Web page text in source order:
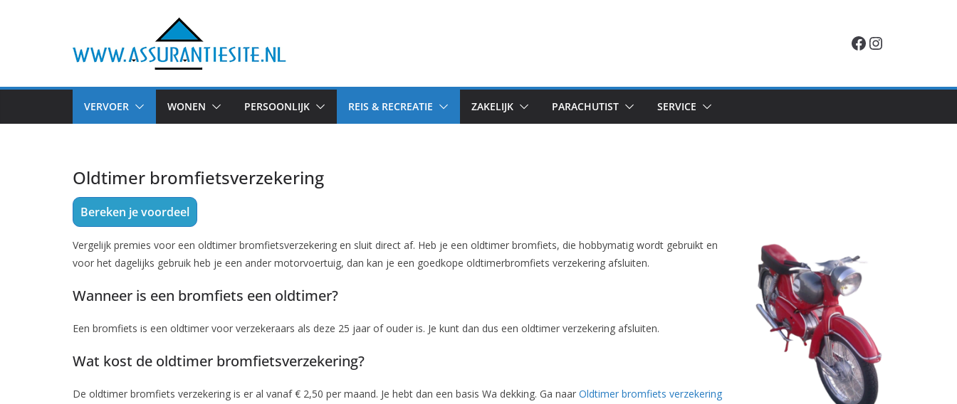
Facebook
Instagram
VERVOER WONEN PERSOONLIJK REIS & RECREATIE ZAKELIJK PARACHUTIST SERVICE
Oldtimer bromfietsverzekering
Bereken je voordeel
Vergelijk premies voor een oldtimer bromfietsverzekering en sluit direct af. Heb je een oldtimer bromfiets, die hobbymatig wordt gebruikt en
voor het dagelijks gebruik heb je een ander motorvoertuig, dan kan je een goedkope oldtimerbromfiets verzekering afsluiten.
Wanneer is een bromfiets een oldtimer?
Een bromfiets is een oldtimer voor verzekeraars als deze 25 jaar of ouder is. Je kunt dan dus een oldtimer verzekering afsluiten.
Wat kost de oldtimer bromfietsverzekering?
De oldtimer bromfiets verzekering is er al vanaf € 2,50 per maand. Je hebt dan een basis Wa dekking. Ga naar Oldtimer bromfiets verzekering